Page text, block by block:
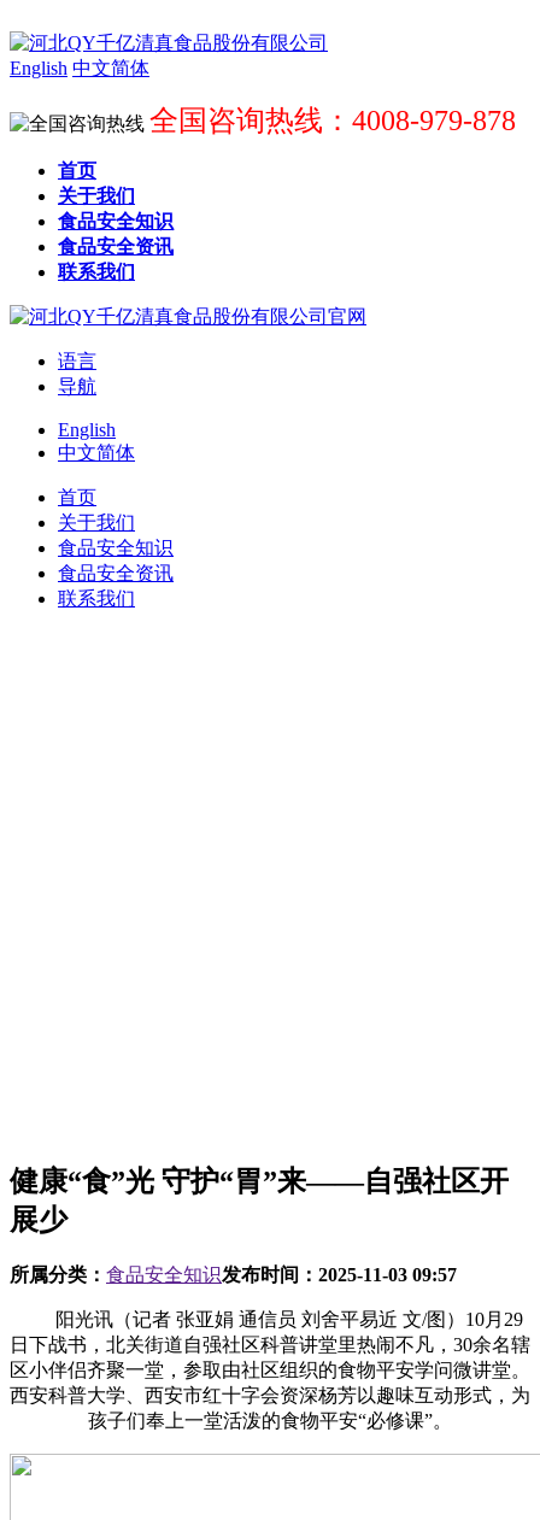
English 中文简体
全国咨询热线：4008-979-878
首页
关于我们
食品安全知识
食品安全资讯
联系我们
语言
导航
English
中文简体
首页
关于我们
食品安全知识
食品安全资讯
联系我们
健康“食”光 守护“胃”来——自强社区开
展少
所属分类： 食品安全知识发布时间： 2025-11-03 09:57
阳光讯（记者 张亚娟 通信员 刘舍平易近 文/图）10月29
日下战书，北关街道自强社区科普讲堂里热闹不凡，30余名辖
区小伴侣齐聚一堂，参取由社区组织的食物平安学问微讲堂。
西安科普大学、西安市红十字会资深杨芳以趣味互动形式，为
孩子们奉上一堂活泼的食物平安“必修课”。